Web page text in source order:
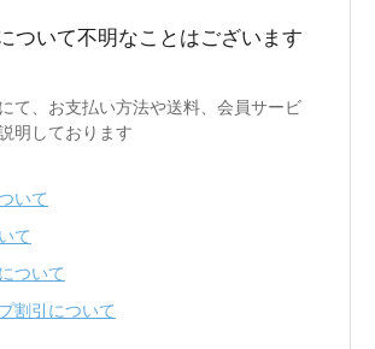
ついて不明なことはございます
て、お支払い方法や送料、会員サービ
明しております
いて
て
ついて
割引について